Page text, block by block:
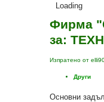
Loading
Фирма
за:
Изпратено от
Други
Основни